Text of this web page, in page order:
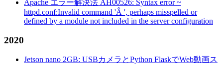
Apache エラー解決法 AH00526: Syntax error ~
httpd.conf:Invalid command 'Â ', perhaps misspelled or
defined by a module not included in the server configuration
2020
Jetson nano 2GB: USBカメラとPython FlaskでWeb動画ス